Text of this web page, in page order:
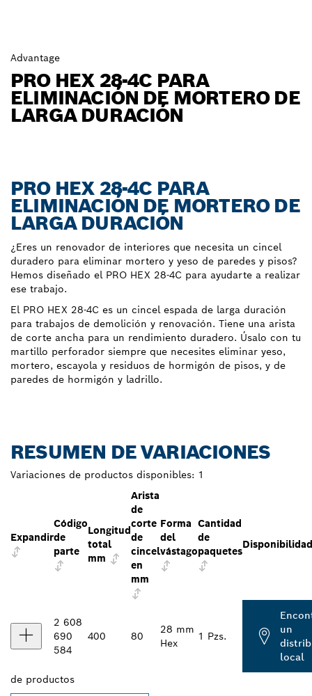
Advantage
PRO HEX 28-4C PARA
ELIMINACIÓN DE MORTERO DE
LARGA DURACIÓN
PRO HEX 28-4C PARA
ELIMINACIÓN DE MORTERO DE
LARGA DURACIÓN
¿Eres un renovador de interiores que necesita un cincel
duradero para eliminar mortero y yeso de paredes y pisos?
Hemos diseñado el PRO HEX 28-4C para ayudarte a realizar
ese trabajo.
El PRO HEX 28-4C es un cincel espada de larga duración
para trabajos de demolición y renovación. Tiene una arista
de corte ancha para un rendimiento duradero. Úsalo con tu
martillo perforador siempre que necesites eliminar yeso,
mortero, escayola y residuos de hormigón de pisos, y de
paredes de hormigón y ladrillo.
RESUMEN DE VARIACIONES
Variaciones de productos disponibles: 1
Expandir
Código
de
parte
Longitud
total
mm
Arista
de
corte
de
cincel
en
mm
Forma
del
vástago
Cantidad
de
paquetes
Disponibilidad
2 608
690
584
400 80
28 mm
Hex
1 Pzs.
un
local
de productos